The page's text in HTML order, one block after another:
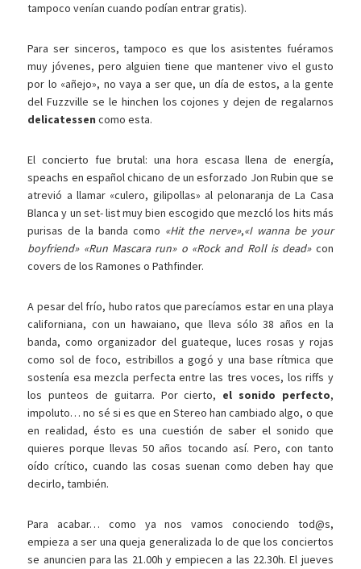
tampoco venían cuando podían entrar gratis).
Para ser sinceros, tampoco es que los asistentes fuéramos
muy jóvenes, pero alguien tiene que mantener vivo el gusto
por lo «añejo», no vaya a ser que, un día de estos, a la gente
del Fuzzville se le hinchen los cojones y dejen de regalarnos
delicatessen como esta.
El concierto fue brutal: una hora escasa llena de energía,
speachs en español chicano de un esforzado Jon Rubin que se
atrevió a llamar «culero, gilipollas» al pelonaranja de La Casa
Blanca y un set- list muy bien escogido que mezcló los hits más
purisas de la banda como «Hit the nerve»,«I wanna be your
boyfriend» «Run Mascara run» o «Rock and Roll is dead»con
covers de los Ramones o Pathfinder.
A pesar del frío, hubo ratos que parecíamos estar en una playa
californiana, con un hawaiano, que lleva sólo 38 años en la
banda, como organizador del guateque, luces rosas y rojas
como sol de foco, estribillos a gogó y una base rítmica que
sostenía esa mezcla perfecta entre las tres voces, los riffs y
los punteos de guitarra. Por cierto, el sonido perfecto,
impoluto… no sé si es que en Stereo han cambiado algo, o que
en realidad, ésto es una cuestión de saber el sonido que
quieres porque llevas 50 años tocando así. Pero, con tanto
oído crítico, cuando las cosas suenan como deben hay que
decirlo, también.
Para acabar… como ya nos vamos conociendo tod@s,
empieza a ser una queja generalizada lo de que los conciertos
se anuncien para las 21.00h y empiecen a las 22.30h. El jueves